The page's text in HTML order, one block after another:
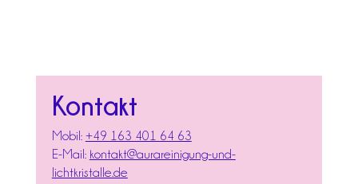
Kontakt
Mobil: +49 163 401 64 63
E-Mail: kontakt@aurareinigung-und-
lichtkristalle.de